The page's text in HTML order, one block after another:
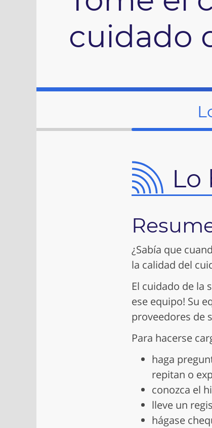
cuidado
Lo
¿Sabía que
la calidad del
El cuidado de la
ese equipo! Su
proveedores de
Para hacerse
haga
repitan o
conozca el
lleve un
hágase